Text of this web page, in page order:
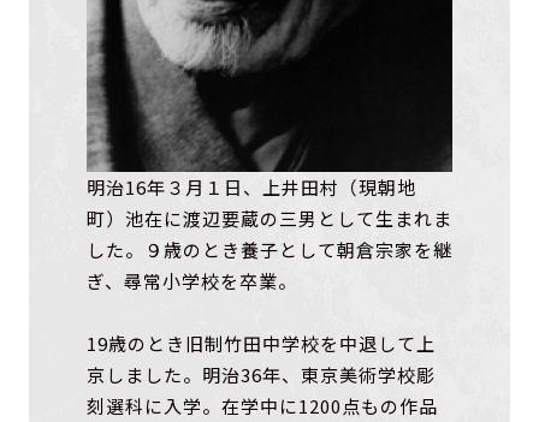
明治16年３月１日、上井田村（現朝地
町）池在に渡辺要蔵の三男として生まれま
した。９歳のとき養子として朝倉宗家を継
ぎ、尋常小学校を卒業。
19歳のとき旧制竹田中学校を中退して上
京しました。明治36年、東京美術学校彫
刻選科に入学。在学中に1200点もの作品